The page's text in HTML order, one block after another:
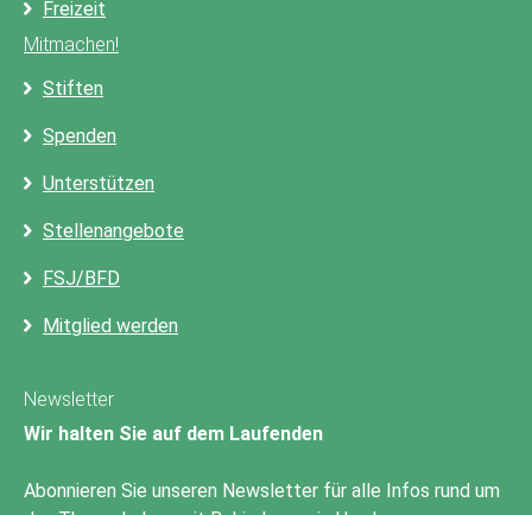
Freizeit
Mitmachen!
Stiften
Spenden
Unterstützen
Stellenangebote
FSJ/BFD
Mitglied werden
Newsletter
Wir halten Sie auf dem Laufenden
Abonnieren Sie unseren Newsletter für alle Infos rund um